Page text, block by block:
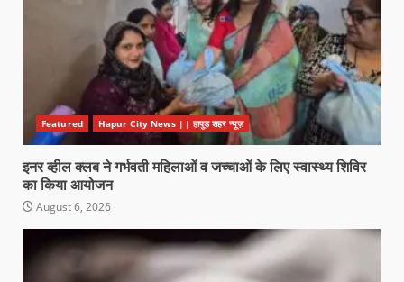
Featured Hapur City News || हापुड़ शहर न्यूज़
इनर व्हील क्लब ने गर्भवती महिलाओं व जच्चाओं के लिए स्वास्थ्य शिविर
का किया आयोजन
August 6, 2026